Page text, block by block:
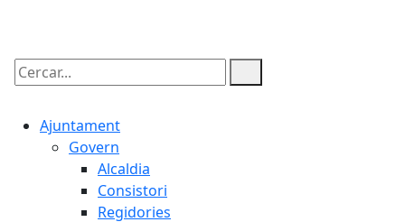
Cercar:
Ajuntament
Govern
Alcaldia
Consistori
Regidories